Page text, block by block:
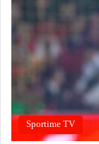
Sportime TV